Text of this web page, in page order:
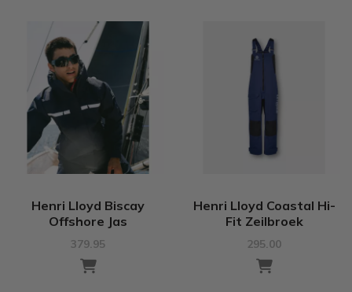
Henri Lloyd Biscay
Offshore Jas
379.95
Henri Lloyd Coastal Hi-
Fit Zeilbroek
295.00